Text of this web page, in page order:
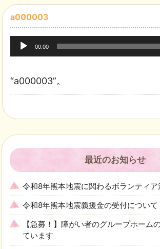
a000003
声
プ
レ
00:00
“a000003”。
最近のお知らせ
令和8年熊本地震に関わるボランティア
令和8年熊本地震義援金の受付について
【急募！】障がい者のグループホーム
ています